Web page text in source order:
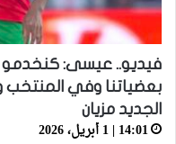
فيديو.. عيسى: كنخدمو
بعضياتنا وفي
الجديد مزيان
14:01 | 1 أبريل، 2026